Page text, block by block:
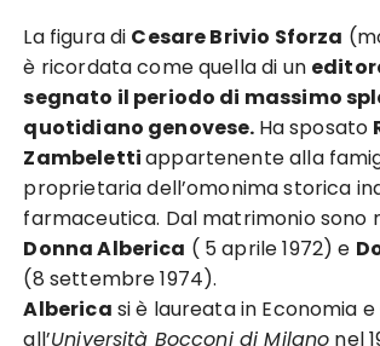
La figura di Cesare Brivio Sforza
è ricordata come quella di un
segnato il periodo di massimo
quotidiano genovese. Ha sposato
Zambelettiappartenente alla
proprietaria dell’omonima storica
farmaceutica. Dal matrimonio sono
Donna Alberica ( 5 aprile 1972) e
(8 settembre 1974).
Alberica si è laureata in Economia
all’Università Bocconi di Milano nel